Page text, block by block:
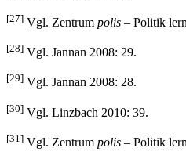
[27] Vgl. Zentrum polis – Politik
[28] Vgl. Jannan 2008: 29.
[29] Vgl. Jannan 2008: 28.
[30] Vgl. Linzbach 2010: 39.
[31] Vgl. Zentrum polis – Politik